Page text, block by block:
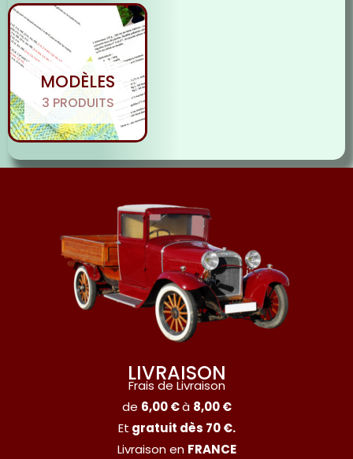
MODÈLES
3 PRODUITS
LIVRAISON
Frais de Livraison
de 6,00 €à 8,00 €
Et gratuit dès 70 €.
Livraison en FRANCE